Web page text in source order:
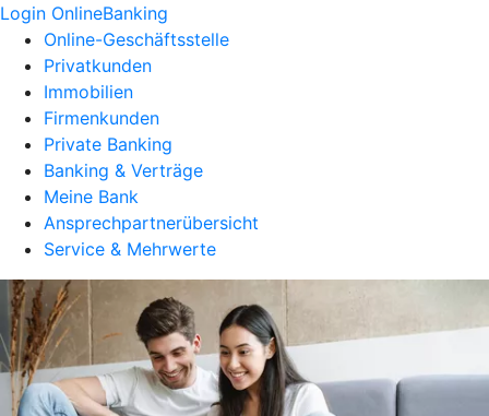
Login OnlineBanking
Online-Geschäftsstelle
Privatkunden
Immobilien
Firmenkunden
Private Banking
Banking & Verträge
Meine Bank
Ansprechpartnerübersicht
Service & Mehrwerte